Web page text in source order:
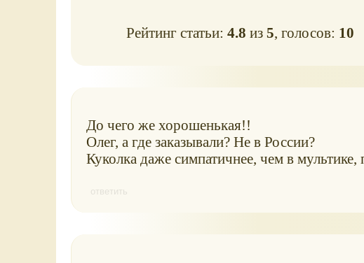
Рейтинг статьи:4.8 из5, голосов: 10
До чего же хорошенькая!!
Олег, а где заказывали? Не в России?
Куколка даже симпатичнее, чем в
ответить